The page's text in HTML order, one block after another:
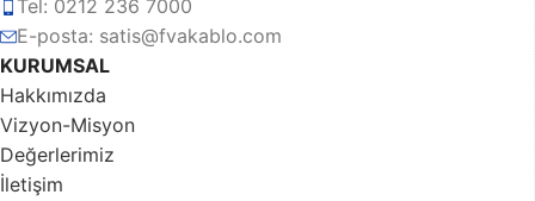
Tel: 0212 236 7000
E-posta: satis@fvakablo.com
KURUMSAL
Hakkımızda
Vizyon-Misyon
Değerlerimiz
İletişim